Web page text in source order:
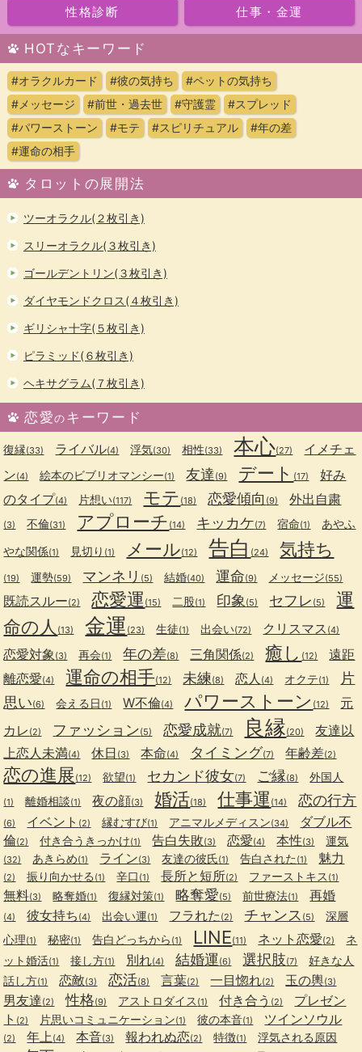
性格診断 仕事・金運
HOTなキーワード
#オラクルカード #彼の気持ち
#ペットの気持ち
#メッセージ
#前世・過去世 #守護霊
#スプレッド
#パワーストーン
#モテ #スピリチュアル
#年の差
#運命の相手
タロットの展開法
ツーオラクル(２枚引き)
スリーオラクル(３枚引き)
ゴールデントリン(３枚引き)
ダイヤモンドクロス(４枚引き)
ギリシャ十字(５枚引き)
ピラミッド(６枚引き)
ヘキサグラム(７枚引き)
恋愛のキーワード
復縁(33) ライバル(4) 浮気(30) 相性(33) 本心(27)
イメチェ
ン(4) 絵本のビブリオマンシー(1) 友達 (9) デート (17)
好み
のタイプ(4) 片想い(117) モテ (18) 恋愛傾向 (9) 外出自粛
(3) 不倫(31) アプローチ (14) キッカケ(7) 宿命(1)
あやふ
やな関係(1) 見切り (1) メール(12) 告白 (24) 気持ち
(19) 運勢(59) マンネリ (5) 結婚(40) 運命(9) メッセージ(55)
既読スルー(2) 恋愛運 (15) 二股(1) 印象 (5) セフレ (5)
運
命の人 (13) 金運 (23) 生徒(1) 出会い(72) クリスマス (4)
恋愛対象 (3) 再会(1) 年の差(8) 三角関係(2) 癒し (12)
遠距
離恋愛(4) 運命の相手(12) 未練(8) 恋人 (4) オクテ(1)
片
思い(6) 会える日 (1) W不倫(4) パワーストーン (12)
元
カレ (2) ファッション(5) 恋愛成就(7) 良縁(20)
友達以
上恋人未満(4) 休日 (3) 本命(4) タイミング(7) 年齢差(2)
恋の進展(12) 欲望(1) セカンド彼女(7) ご縁(8) 外国人
(1) 離婚相談(1) 夜の顔(3) 婚活(18) 仕事運 (14) 恋の行方
(6) イベント (2) 縁むすび(1) アニマルメディスン(34)
ダブル不
倫(2) 付き合うきっかけ(1) 告白失敗(3) 恋愛(4) 本性(3) 運気
(32) あきらめ(1) ライン(3) 友達の彼氏(1) 告白された (1) 魅力
(2) 振り向かせる (1) 辛口 (1) 長所と短所(2) ファーストキス (1)
無料(3) 略奪婚(1) 復縁対策(1) 略奪愛(5) 前世療法(1) 再婚
(4) 彼女持ち (4) 出会い運(1) フラれた (2) チャンス (5)
深層
心理(1) 秘密(1) 告白どっちから (1) LINE(11) ネット恋愛(2)
ネ
ット婚活(1) 接し方(1) 別れ(4) 結婚運(6) 選択肢(7)
好きな人
話し方(1) 恋敵(3) 恋活(8) 言葉(2) 一目惚れ(2) 玉の輿(3)
男友達(2) 性格(9) アストロダイス (1) 付き合う (2)
プレゼン
ト (2) 片思いコミュニケーション(1) 彼の本音(1) ツインソウル
(2) 年上 (4) 本音(3) 報われぬ恋(2) 特徴(1) 浮気される原因